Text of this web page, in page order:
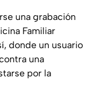
una grabación
Familiar
donde un usuario
una
por la